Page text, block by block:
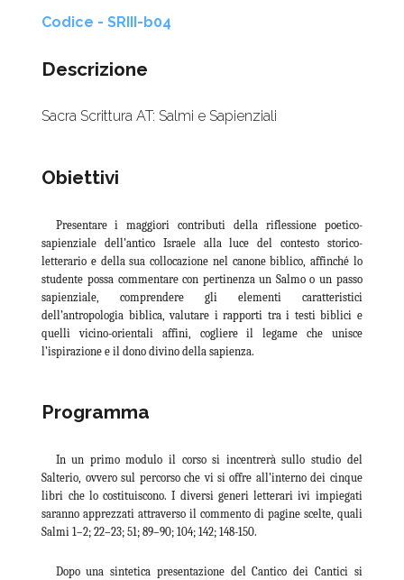
Codice - SRIII-b04
Descrizione
Sacra Scrittura AT: Salmi e Sapienziali
Obiettivi
Presentare i maggiori contributi della riflessione poetico-
sapienziale dell’antico Israele alla luce del contesto storico-
letterario e della sua collocazione nel canone biblico, affinché lo
studente possa commentare con pertinenza un Salmo o un passo
sapienziale, comprendere gli elementi caratteristici
dell’antropologia biblica, valutare i rapporti tra i testi biblici e
quelli vicino-orientali affini, cogliere il legame che unisce
l’ispirazione e il dono divino della sapienza.
Programma
In un primo modulo il corso si incentrerà sullo studio del
Salterio, ovvero sul percorso che vi si offre all’interno dei cinque
libri che lo costituiscono. I diversi generi letterari ivi impiegati
saranno apprezzati attraverso il commento di pagine scelte, quali
Salmi 1–2; 22–23; 51; 89–90; 104; 142; 148-150.
Dopo una sintetica presentazione del Cantico dei Cantici si